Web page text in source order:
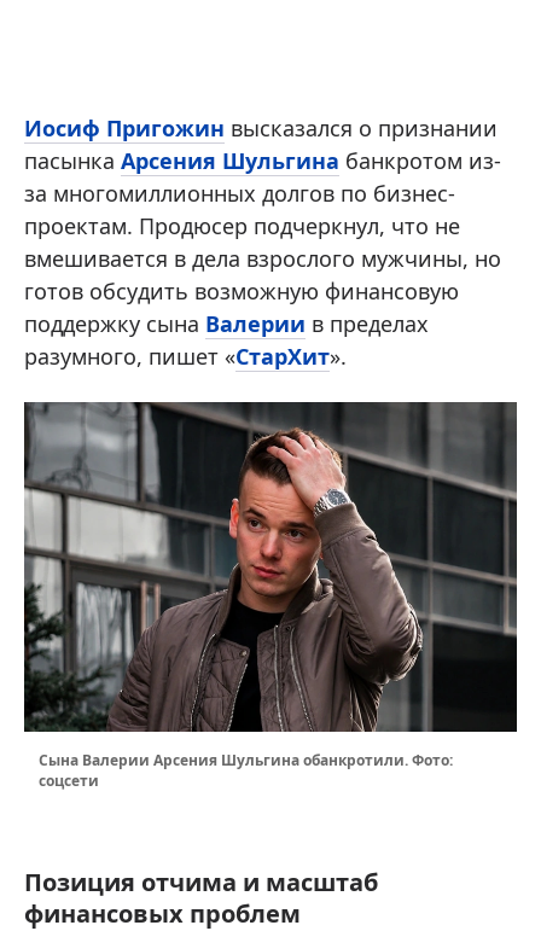
Иосиф Пригожин высказался о признании
пасынка Арсения Шульгина банкротом из-
за многомиллионных долгов по бизнес-
проектам. Продюсер подчеркнул, что не
вмешивается в дела взрослого мужчины, но
готов обсудить возможную финансовую
поддержку сына Валерии в пределах
разумного, пишет «СтарХит».
Сына Валерии Арсения Шульгина обанкротили. Фото:
соцсети
Позиция отчима и масштаб
финансовых проблем